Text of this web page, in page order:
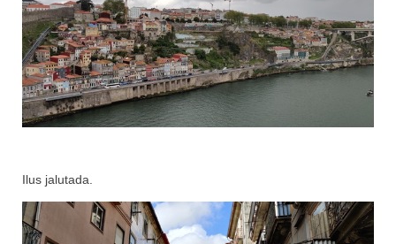
Ilus jalutada.